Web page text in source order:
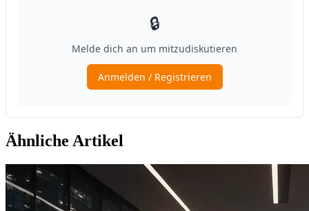
Ähnliche Artikel